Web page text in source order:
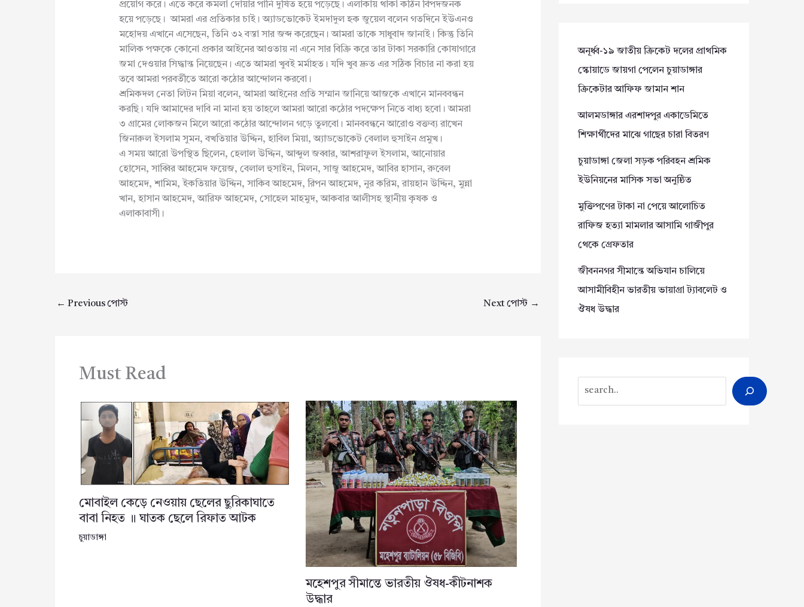
প্রয়োগ করে। এতে করে কমলা দোয়ার পানি দুষিত হয়ে পড়েছে। এলাকায় থাকা কঠিন বিপদজনক
হয়ে পড়েছে। আমরা এর প্রতিকার চাই। অ্যাডভোকেট ইমদাদুল হক জুয়েল বলেন গতদিনে ইউএনও
মহোদয় এখানে এসেছেন, তিনি ৩২ বস্তা সার জব্দ করেছেন। আমরা তাকে সাধুবাদ জানাই। কিন্তু তিনি
মালিক পক্ষকে কোনো প্রকার আইনের আওতায় না এনে সার বিক্রি করে তার টাকা সরকারি কোষাগারে
জমা দেওয়ার সিদ্ধান্ত নিয়েছেন। এতে আমরা খুবই মর্মাহত। যদি খুব দ্রুত এর সঠিক বিচার না করা হয়
তবে আমরা পরবর্তীতে আরো কঠোর আন্দোলন করবো।
শ্রমিকদল নেতা লিটন মিয়া বলেন, আমরা আইনের প্রতি সম্মান জানিয়ে আজকে এখানে মানববন্ধন
করছি। যদি আমাদের দাবি না মানা হয় তাহলে আমরা আরো কঠোর পদক্ষেপ নিতে বাধ্য হবো। আমরা
৩ গ্রামের লোকজন মিলে আরো কঠোর আন্দোলন গড়ে তুলবো। মানববন্ধনে আরোও বক্তব্য রাখেন
জিনারুল ইসলাম সুমন, বখতিয়ার উদ্দিন, হাবিল মিয়া, অ্যাডভোকেট বেলাল হুসাইন প্রমুখ।
এ সময় আরো উপস্থিত ছিলেন, হেলাল উদ্দিন, আব্দুল জব্বার, আশরাফুল ইসলাম, আনোয়ার
হোসেন, সাব্বির আহমেদ ফয়েজ, বেলাল হুসাইন, মিলন, সাজু আহমেদ, আবির হাসান, রুবেল
আহমেদ, শামিম, ইকতিয়ার উদ্দিন, সাকিব আহমেদ, রিপন আহমেদ, নুর করিম, রায়হান উদ্দিন, মুন্না
খান, হাসান আহমেদ, আরিফ আহমেদ, সোহেল মাহমুদ, আকবার আলীসহ স্থানীয় কৃষক ও
এলাকাবাসী।
← Previous পোস্ট Next পোস্ট →
Must Read
মোবাইল কেড়ে নেওয়ায় ছেলের ছুরিকাঘাতে
বাবা নিহত ॥ ঘাতক ছেলে রিফাত আটক
চুয়াডাঙ্গা
মহেশপুর সীমান্তে ভারতীয় ঔষধ-কীটনাশক
উদ্ধার
অনূর্ধ্ব-১৯ জাতীয় ক্রিকেট দলের প্রাথমিক
স্কোয়াডে জায়গা পেলেন চুয়াডাঙ্গার
ক্রিকেটার আফিফ জামান শান
আলমডাঙ্গার এরশাদপুর একাডেমিতে
শিক্ষার্থীদের মাঝে গাছের চারা বিতরণ
চুয়াডাঙ্গা জেলা সড়ক পরিবহন শ্রমিক
ইউনিয়নের মাসিক সভা অনুষ্ঠিত
মুক্তিপণের টাকা না পেয়ে আলোচিত
রাফিজ হত্যা মামলার আসামি গাজীপুর
থেকে গ্রেফতার
জীবননগর সীমান্তে অভিযান চালিয়ে
আসামীবিহীন ভারতীয় ভায়াগ্রা ট্যাবলেট ও
ঔষধ উদ্ধার